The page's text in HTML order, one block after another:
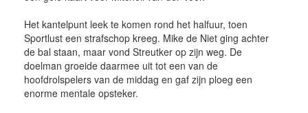
Het kantelpunt leek te komen rond het halfuur, toen
Sportlust een strafschop kreeg. Mike de Niet ging achter
de bal staan, maar vond Streutker op zijn weg. De
doelman groeide daarmee uit tot een van de
hoofdrolspelers van de middag en gaf zijn ploeg een
enorme mentale opsteker.